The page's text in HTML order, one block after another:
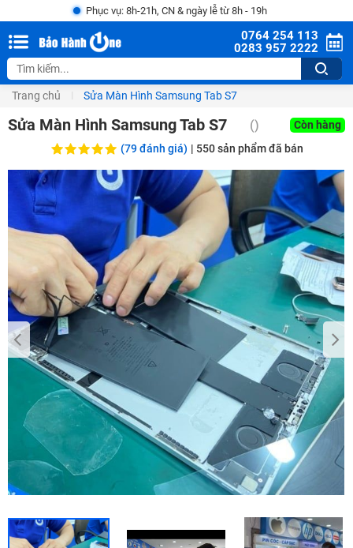
Phục vụ: 8h-21h, CN & ngày lễ từ 8h - 19h
0764 254 113
0283 957 2222
Trang chủ Sửa Màn Hình Samsung Tab S7
Sửa Màn Hình Samsung Tab S7 ()
Còn hàng
(79 đánh giá) | 550sản phẩm đã bán